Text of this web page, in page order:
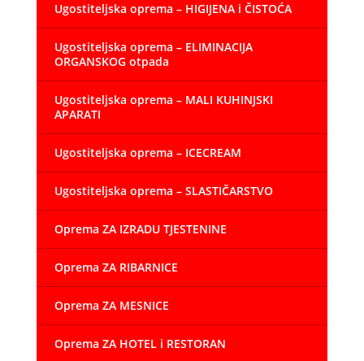
Ugostiteljska oprema – HIGIJENA i ČISTOĆA
Ugostiteljska oprema – ELIMINACIJA
ORGANSKOG otpada
Ugostiteljska oprema – MALI KUHINJSKI
APARATI
Ugostiteljska oprema – ICECREAM
Ugostiteljska oprema – SLASTIČARSTVO
Oprema ZA IZRADU TJESTENINE
Oprema ZA RIBARNICE
Oprema ZA MESNICE
Oprema ZA HOTEL i RESTORAN